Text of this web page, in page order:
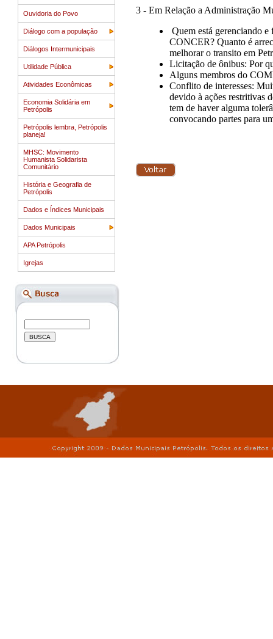
Ouvidoria do Povo
Diálogo com a população
Diálogos Intermunicipais
Utilidade Pública
Atividades Econômicas
Economia Solidária em
Petrópolis
Petrópolis lembra, Petrópolis
planeja!
MHSC: Movimento
Humanista Solidarista
Comunitário
História e Geografia de
Petrópolis
Dados e Índices Municipais
Dados Municipais
APA Petrópolis
Igrejas
3 - Em Relação a Administração
Quem está gerenciando
CONCER? Quanto é
melhorar o transito em
Licitação de ônibus: Por
Alguns membros do
Conflito de interesses:
devido à ações restritivas
tem de haver alguma
convocando partes para